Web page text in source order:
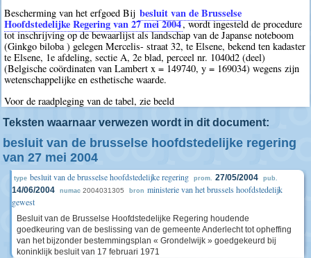
Bescherming van het erfgoed Bij besluit van de Brusselse
Hoofdstedelijke Regering van 27 mei 2004, wordt ingesteld de procedure
tot inschrijving op de bewaarlijst als landschap van de Japanse noteboom
(Ginkgo biloba ) gelegen Mercelis- straat 32, te Elsene, bekend ten kadaster
te Elsene, 1e afdeling, sectie A, 2e blad, perceel nr. 1040d2 (deel)
(Belgische coördinaten van Lambert x = 149740, y = 169034) wegens zijn
wetenschappelijke en esthetische waarde.
Voor de raadpleging van de tabel, zie beeld
Teksten waarnaar verwezen wordt in dit document:
besluit van de brusselse hoofdstedelijke regering
van 27 mei 2004
type besluit van de brusselse hoofdstedelijke regering prom. 27/05/2004 pub.
14/06/2004 numac 2004031305 bron ministerie van het brussels hoofdstedelijk
gewest
Besluit van de Brusselse Hoofdstedelijke Regering houdende
goedkeuring van de beslissing van de gemeente Anderlecht tot opheffing
van het bijzonder bestemmingsplan « Grondelwijk » goedgekeurd bij
koninklijk besluit van 17 februari 1971